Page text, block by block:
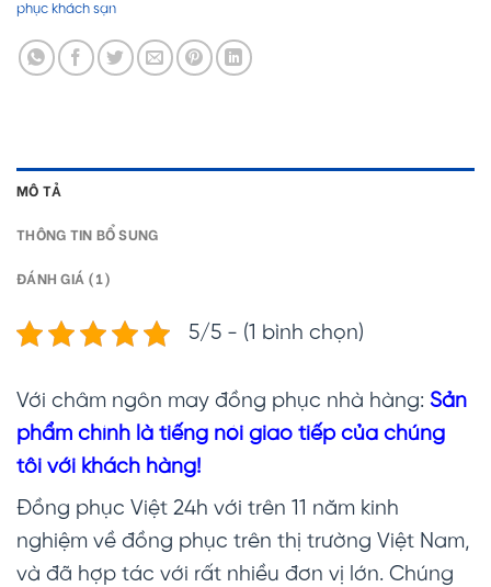
phục khách sạn
MÔ TẢ
THÔNG TIN BỔ SUNG
ĐÁNH GIÁ (1)
5/5 - (1 bình chọn)
Với châm ngôn may đồng phục nhà hàng: Sản
phẩm chính là tiếng nói giao tiếp của chúng
tôi với khách hàng!
Đồng phục Việt 24h với trên 11 năm kinh
nghiệm về đồng phục trên thị trường Việt Nam,
và đã hợp tác với rất nhiều đơn vị lớn. Chúng